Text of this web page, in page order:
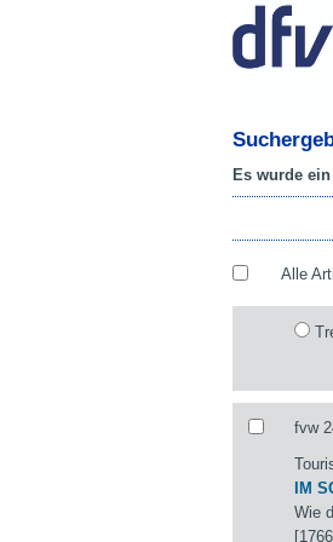
Es wurde ein
Alle
fvw
IM
Wie